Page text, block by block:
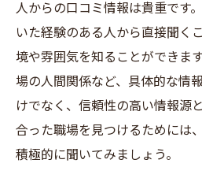
人からの口コミ情報は貴重です
いた経験のある人から直接聞く
境や雰囲気を知ることができま
場の人間関係など、具体的な情
けでなく、信頼性の高い情報源
合った職場を見つけるためには
積極的に聞いてみましょう。